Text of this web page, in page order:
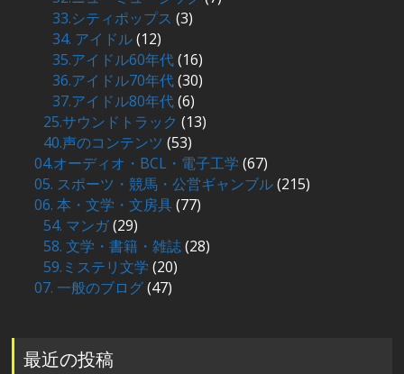
33.シティポップス (3)
34. アイドル(12)
35.アイドル60年代(16)
36.アイドル70年代(30)
37.アイドル80年代(6)
25.サウンドトラック (13)
40.声のコンテンツ (53)
04.オーディオ・BCL・電子工学 (67)
05. スポーツ・競馬・公営ギャンブル(215)
06. 本・文学・文房具(77)
54. マンガ(29)
58. 文学・書籍・雑誌(28)
59.ミステリ文学 (20)
07. 一般のブログ(47)
最近の投稿